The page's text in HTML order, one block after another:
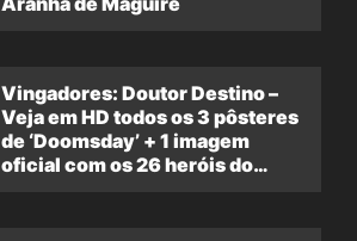
Vingadores: Doutor Destino –
Veja em HD todos os 3 pôsteres
de ‘Doomsday’ + 1 imagem
oficial com os 26 heróis do